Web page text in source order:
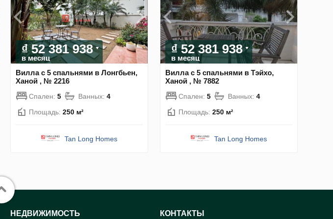
₫ 52 381 938
в месяц
Вилла с 5 спальнями в Лонгбьен,
Ханой , № 2216
Спален: 5 Ванных: 4
Площадь: 250 м²
Tan Long Homes
₫ 52 381 938
в месяц
Вилла с 5 спальнями в Тэйхо,
Ханой , № 7882
Спален: 5 Ванных: 4
Площадь: 250 м²
Tan Long Homes
НЕДВИЖИМОСТЬ КОНТАКТЫ